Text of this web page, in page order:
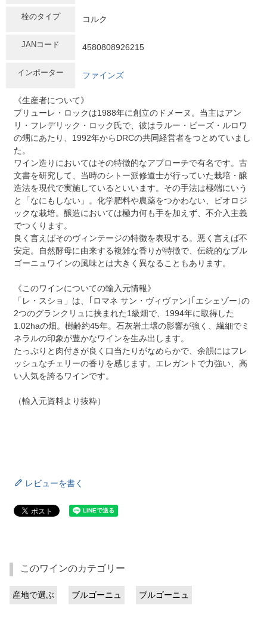
栓のタイプ コルク
JANコード 4580808926215
インポーター ファインズ
《生産者について》
プリューレ・ロックは1988年に創立のドメーヌ。当主はアン
リ・フレデリック・ロック氏で、彼はラルー・ビーズ・ルロワ
の甥にあたり、1992年からDRCの共同経営者をつとめていまし
た。
ワイン造りにおいてはその特徴的なアプローチで有名です。古
文書を研究して、当時のシトー派修道士が行っていた栽培・醸
造法を現代で実施しているといいます。その手法は極端にいう
と「なにもしない」。化学肥料や農薬をつかわない、ビオロジ
ックな栽培。醸造においては極力何も手を加えず、不介入主義
でつくります。
良く言えばそのヴィンテージの特徴を表現する。悪く言えば不
安定。自然酵母に由来する複雑な香りが特徴で、伝統的なブル
ゴーニュワインの風味とは大きく異なることもあります。
《このワインについての輸入元情報》
「レ・スショ」は、｢ロマネ サン・ヴィヴァン｣｢エシェゾー｣の
2つのグランクリュに挟まれた1級畑で、1994年に取得した
1.02haの畑。樹齢約45年。石灰岩土壌の影響が強く、繊細でミ
ネラルの印象が豊かなワインを生み出します。
たっぷりと肉付きが良く口当たりがなめらかで、余韻にはフレ
ッシュなチェリーの香りを感じます。エレガントで力強い、高
い人気を誇るワインです。
（輸入元資料より抜粋）
レビューを書く
このワインのカテゴリー
産地で選ぶ ブルゴーニュ ブルゴーニュ